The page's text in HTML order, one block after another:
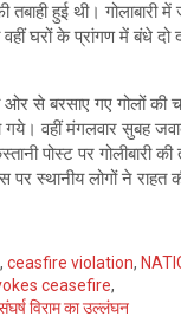
हुई थी। गोलाबारी में
वहीं घरों के प्रांगण में बंधे
ओर से बरसाए गए गोलों
वहीं मंगलवार सुबह
पोस्ट पर गोलीबारी
पर स्थानीय लोगों ने राहत
, ceasfire violation,
ceasefire,
विराम का उल्लंघन